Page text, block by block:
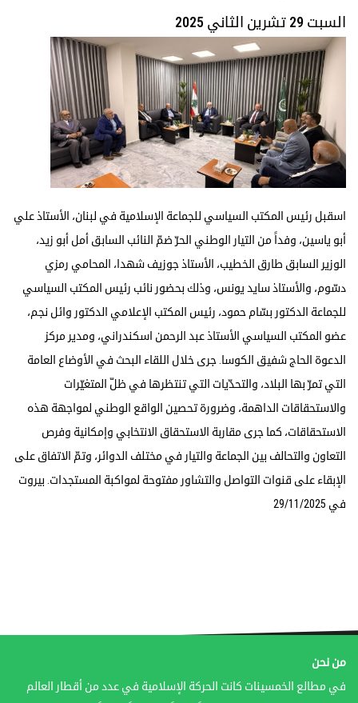
السبت 29 تشرين الثاني 2025
اسقبل رئيس المكتب السياسي للجماعة الإسلامية في لبنان، الأستاذ علي
أبو ياسين، وفداً من التيار الوطني الحرّ ضمّ النائب السابق أمل أبو زيد،
الوزير السابق طارق الخطيب، الأستاذ جوزيف شهدا، المحامي رمزي
دسّوم، والأستاذ سايد يونس، وذلك بحضور نائب رئيس المكتب السياسي
للجماعة الدكتور بسّام حمود، رئيس المكتب الإعلامي الدكتور وائل نجم،
عضو المكتب السياسي الأستاذ عبد الرحمن اسكندراني، ومدير مركز
الدعوة الحاج شفيق الكوسا. جرى خلال اللقاء البحث في الأوضاع العامة
التي تمرّ بها البلاد، والتحدّيات التي تنتظرها في ظلّ المتغيّرات
والاستحقاقات الداهمة، وضرورة تحصين الواقع الوطني لمواجهة هذه
الاستحقاقات، كما جرى مقاربة الاستحقاق الانتخابي وإمكانية وفرص
التعاون والتحالف بين الجماعة والتيار في مختلف الدوائر، وتمّ الاتفاق على
الإبقاء على قنوات التواصل والتشاور مفتوحة لمواكبة المستجدات. بيروت
في 29/11/2025
من نحن
في مطالع الخمسينات كانت الحركة الإسلامية في عدد من أقطار العالم